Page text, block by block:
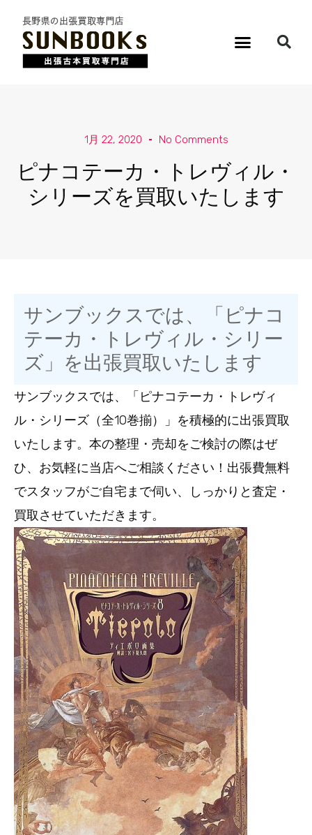
1月 22, 2020 No Comments
ピナコテーカ・トレヴィル・
シリーズを買取いたします
サンブックスでは、「ピナコ
テーカ・トレヴィル・シリー
ズ」を出張買取いたします
サンブックスでは、「ピナコテーカ・トレヴィ
ル・シリーズ（全10巻揃）」を積極的に出張買取
いたします。本の整理・売却をご検討の際はぜ
ひ、お気軽に当店へご相談ください！出張費無料
でスタッフがご自宅まで伺い、しっかりと査定・
買取させていただきます。